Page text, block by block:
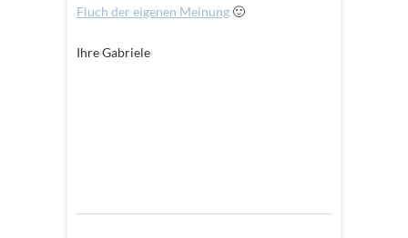
Fluch der eigenen Meinung🙂
Ihre Gabriele